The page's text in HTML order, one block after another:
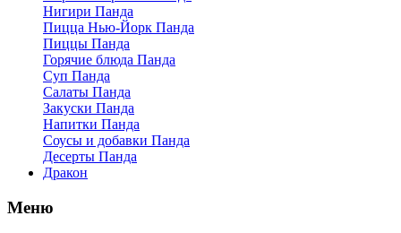
Нигири Панда
Пицца Нью-Йорк Панда
Пиццы Панда
Горячие блюда Панда
Суп Панда
Салаты Панда
Закуски Панда
Напитки Панда
Соусы и добавки Панда
Десерты Панда
Дракон
Меню